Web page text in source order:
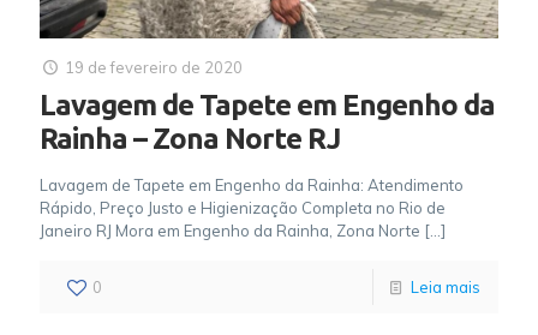
19 de fevereiro de 2020
Lavagem de Tapete em Engenho da
Rainha – Zona Norte RJ
Lavagem de Tapete em Engenho da Rainha: Atendimento
Rápido, Preço Justo e Higienização Completa no Rio de
Janeiro RJ Mora em Engenho da Rainha, Zona Norte […]
0 Leia mais